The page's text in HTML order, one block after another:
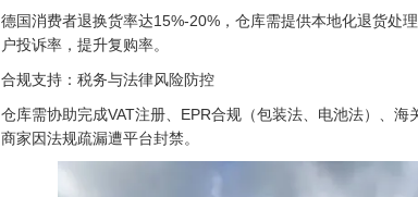
德国消费者退换货率达15%-20%，仓库需提供本地化退货处
户投诉率，提升复购率。
合规支持：税务与法律风险防控
仓库需协助完成VAT注册、EPR合规（包装法、电池法）、
商家因法规疏漏遭平台封禁。